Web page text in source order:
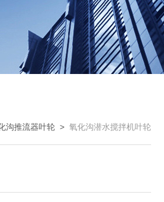
沟推流器叶轮 > 氧化沟潜水搅拌机叶轮